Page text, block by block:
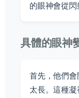
的眼神會從閃
具體的眼神
首先，他們
太長。這種